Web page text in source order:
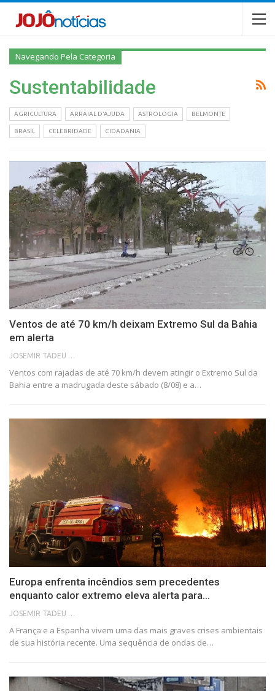
Navegando Pela Categoria
Sustentabilidade
AGRICULTURA ARRAIAL D'AJUDA ASTROLOGIA BELMONTE
BRASIL CELEBRIDADE CIDADANIA
Ventos de até 70 km/h deixam Extremo Sul da Bahia
em alerta
JOSEMIR TADEU FONSECA
Ventos com rajadas de até 70 km/h devem atingir o Extremo Sul da
Bahia entre a madrugada deste sábado (8/08) e a…
Europa enfrenta incêndios sem precedentes
enquanto calor extremo eleva alerta para…
JOSEMIR TADEU FONSECA
A França e a Espanha vivem uma das mais graves crises ambientais
de sua história recente. Uma sequência de ondas de…